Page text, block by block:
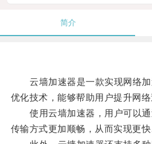
简介
云墙加速器是一款实现网络加
优化技术，能够帮助用户提升网络
使用云墙加速器，用户可以通
传输方式更加顺畅，从而实现更快